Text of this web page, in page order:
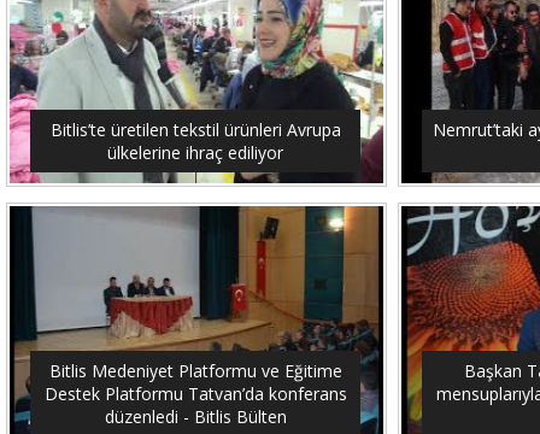
Bitlis’te üretilen tekstil ürünleri Avrupa
ülkelerine ihraç ediliyor
Nemrut’taki
Bitlis Medeniyet Platformu ve Eğitime
Destek Platformu Tatvan’da konferans
düzenledi - Bitlis Bülten
Başkan